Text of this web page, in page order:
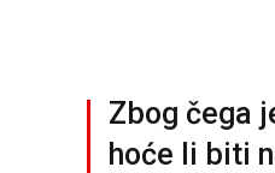
Zbog čega
hoće li biti